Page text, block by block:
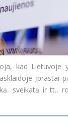
kad Lietuvoje
įprastai
sveikatą ir tt.,
reprezentatyvus